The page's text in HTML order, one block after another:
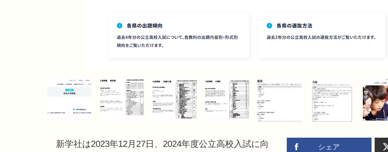
シェア
新学社は2023年12月27日、2024年度公立高校入試に向